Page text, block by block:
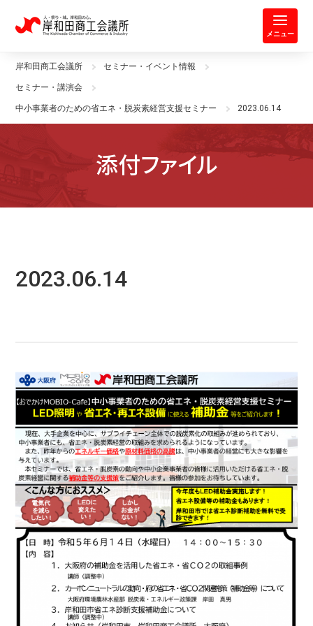
岸和田商工会議所 | 人・祭り・城。
メニュー
岸和田商工会議所 セミナー・イベント情報
セミナー・講演会
中小事業者のための省エネ・脱炭素経営支援セミナー 2023.06.14
添付ファイル
2023.06.14